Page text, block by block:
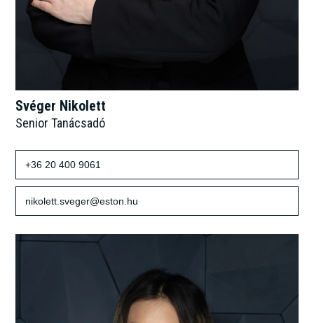
Svéger Nikolett
Senior Tanácsadó
+36 20 400 9061
nikolett.sveger@eston.hu